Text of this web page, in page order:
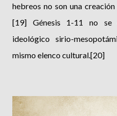
hebreos no son una
[19] Génesis 1-11 no se
ideológico sirio-
mismo elenco cultural.[20]